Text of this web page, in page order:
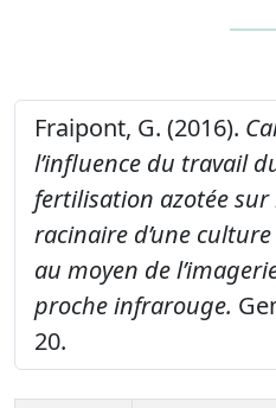
Fraipont, G. (2016).
l’influence du travail
fertilisation azotée
racinaire d’une
au moyen de
proche infrarouge.
20.